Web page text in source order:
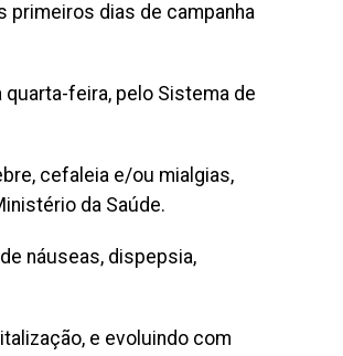
primeiros dias de campanha
feira, pelo Sistema de
cefaleia e/ou mialgias,
da Saúde.
náuseas, dispepsia,
e evoluindo com